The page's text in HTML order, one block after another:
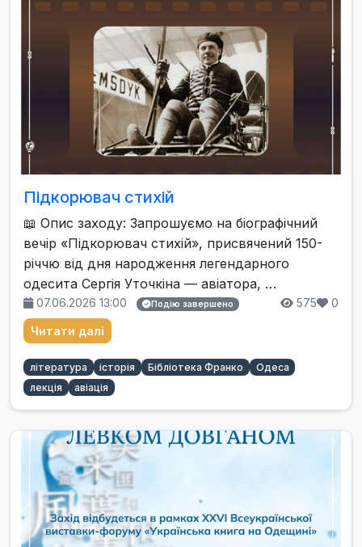
Підкорювач стихій
📖 Опис заходу: Запрошуємо на біографічний
вечір «Підкорювач стихій», присвячений 150-
річчю від дня народження легендарного
одесита Сергія Уточкіна — авіатора, …
07.06.2026 13:00 Подію завершено 575 0
Читати далі
література історія Бібліотека Франко
Одеса
лекція
авіація